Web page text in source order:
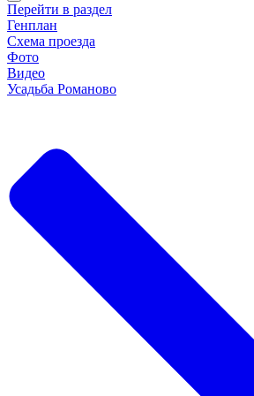
Перейти в раздел
Генплан
Схема проезда
Фото
Видео
Усадьба Романово